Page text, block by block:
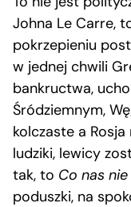
Johna Le Carre,
pokrzepieniu
w jednej chwili
bankructwa,
Śródziemnym,
kolczaste a
ludziki, lewicy
tak, to Co nas
poduszki, na